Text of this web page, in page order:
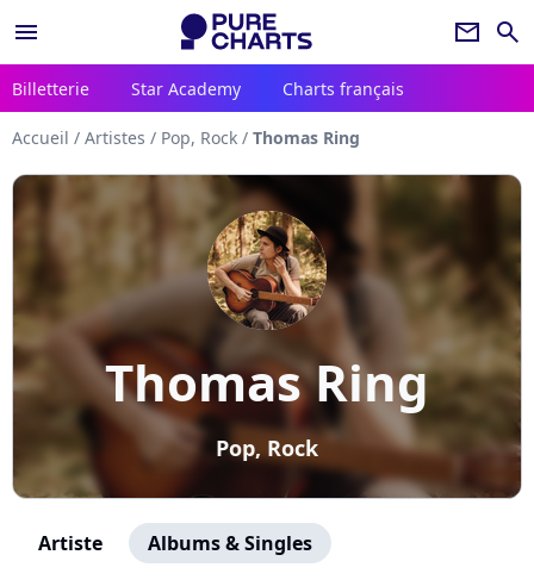
menu newsletter search
Billetterie Star Academy Charts français
Accueil / Artistes / Pop, Rock / Thomas Ring
Thomas Ring
Pop, Rock
Artiste Albums & Singles